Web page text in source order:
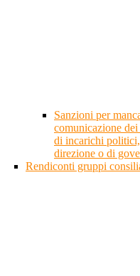
Sanzioni per
comunicazione
di incarichi
direzione o di
Rendiconti gruppi